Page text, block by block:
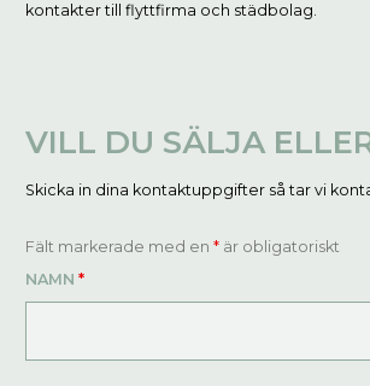
kontakter till flyttfirma och städbolag.
VILL DU SÄLJA
Skicka in dina kontaktuppgifter så tar vi
Fält markerade med en * är obligatoriskt
NAMN *